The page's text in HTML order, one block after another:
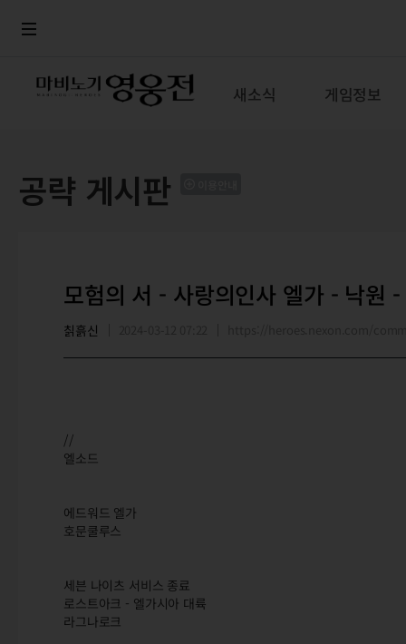
새소식 게임정보
공략 게시판
모험의 서 - 사랑의인사 엘가 - 낙원
칡흙신
//
엘소드
에드워드 엘가
호문쿨루스
세븐 나이츠 서비스 종료
로스트아크 - 엘가시아 대륙
라그나로크